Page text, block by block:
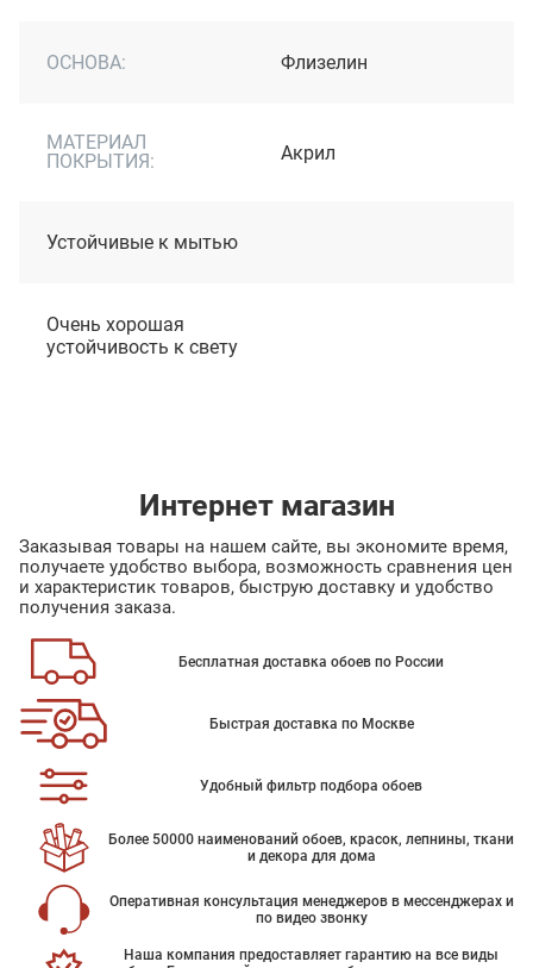
ОСНОВА: Флизелин
МАТЕРИАЛ
ПОКРЫТИЯ:
Акрил
Устойчивые к мытью
Очень хорошая
устойчивость к свету
Интернет магазин
Заказывая товары на нашем сайте, вы экономите время,
получаете удобство выбора, возможность сравнения цен
и характеристик товаров, быструю доставку и удобство
получения заказа.
Бесплатная доставка обоев по России
Быстрая доставка по Москве
Удобный фильтр подбора обоев
Более 50000 наименований обоев, красок, лепнины, ткани
и декора для дома
Оперативная консультация менеджеров в мессенджерах и
по видео звонку
Наша компания предоставляет гарантию на все виды